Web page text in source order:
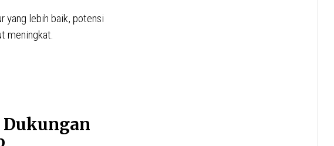
yang lebih baik, potensi
meningkat.